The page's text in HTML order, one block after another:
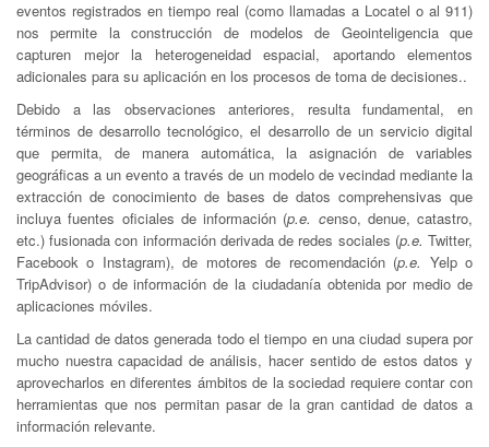
eventos registrados en tiempo real (como llamadas a Locatel o al 911)
nos permite la construcción de modelos de Geointeligencia que
capturen mejor la heterogeneidad espacial, aportando elementos
adicionales para su aplicación en los procesos de toma de decisiones..
Debido a las observaciones anteriores, resulta fundamental, en
términos de desarrollo tecnológico, el desarrollo de un servicio digital
que permita, de manera automática, la asignación de variables
geográficas a un evento a través de un modelo de vecindad mediante la
extracción de conocimiento de bases de datos comprehensivas que
incluya fuentes oficiales de información (p.e. censo, denue, catastro,
etc.) fusionada con información derivada de redes sociales (p.e. Twitter,
Facebook o Instagram), de motores de recomendación (p.e. Yelp o
TripAdvisor) o de información de la ciudadanía obtenida por medio de
aplicaciones móviles.
La cantidad de datos generada todo el tiempo en una ciudad supera por
mucho nuestra capacidad de análisis, hacer sentido de estos datos y
aprovecharlos en diferentes ámbitos de la sociedad requiere contar con
herramientas que nos permitan pasar de la gran cantidad de datos a
información relevante.